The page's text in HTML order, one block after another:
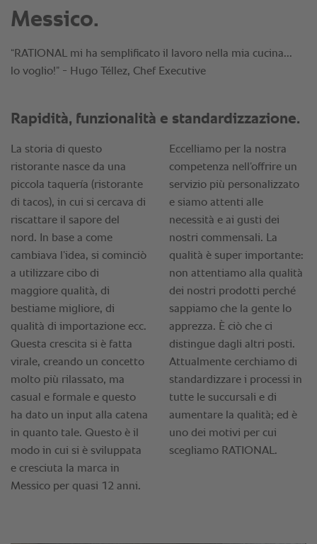
Messico.
“RATIONAL mi ha semplificato il lavoro nella mia cucina...
lo voglio!” - Hugo Téllez, Chef Executive